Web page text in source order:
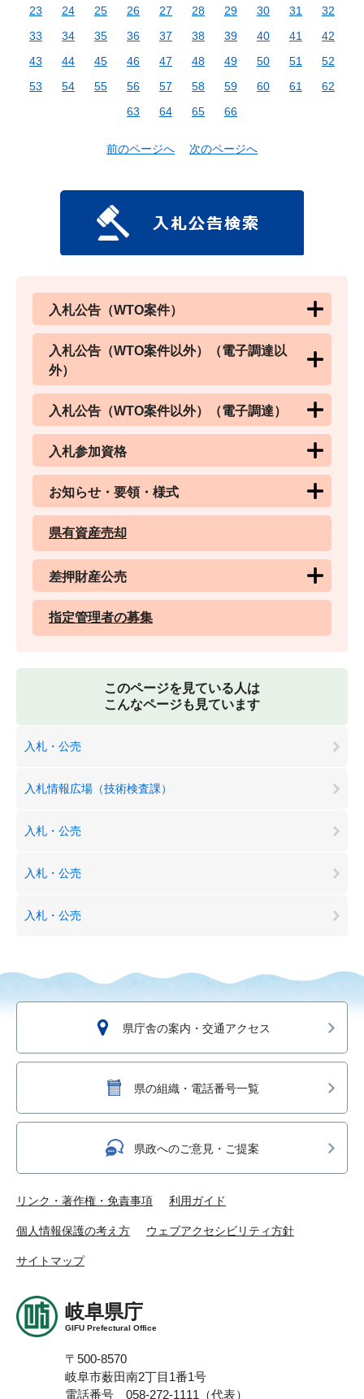
23
24 25 26 27 28 29 30 31
32
33
34 35 36 37 38 39 40 41
42
43
44 45 46 47 48 49 50 51
52
53
54 55 56 57 58 59 60 61
62
63
64 65 66
前のページへ 次のページへ
入札公告（WTO案件）
入札公告（WTO案件以外）（電子調達以
外）
入札公告（WTO案件以外）（電子調達）
入札参加資格
お知らせ・要領・様式
県有資産売却
差押財産公売
指定管理者の募集
このページを見ている人は
こんなページも見ています
入札・公売
入札情報広場（技術検査課）
入札・公売
入札・公売
入札・公売
県庁舎の案内・交通アクセス
県の組織・電話番号一覧
県政へのご意見・ご提案
リンク・著作権・免責事項 利用ガイド
個人情報保護の考え方 ウェブアクセシビリティ方針
サイトマップ
岐阜県庁
GIFU Prefectural Office
〒500-8570
岐阜市薮田南2丁目1番1号
電話番号 058-272-1111（代表）